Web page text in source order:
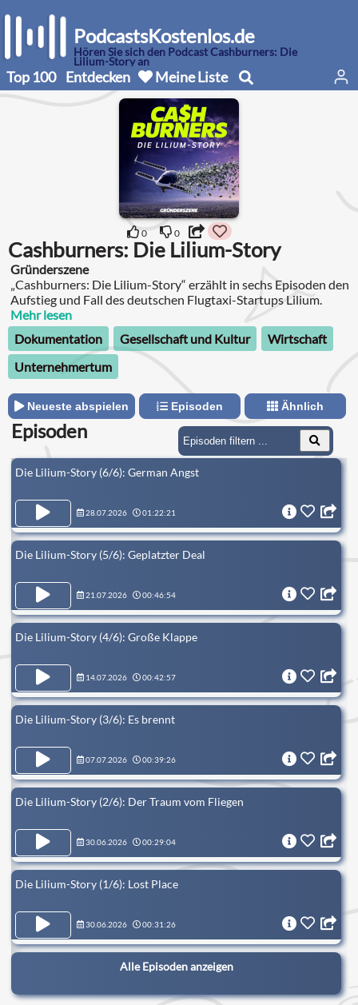
PodcastsKostenlos.de
Hören Sie sich den Podcast Cashburners: Die
Lilium-Story an
Top 100 Entdecken Meine Liste
0 0
Cashburners: Die Lilium-Story
Gründerszene
„Cashburners: Die Lilium-Story“ erzählt in sechs Episoden den
Aufstieg und Fall des deutschen Flugtaxi-Startups Lilium.
Mehr lesen
Dokumentation
Gesellschaft und Kultur
Wirtschaft
Unternehmertum
Neueste abspielen Episoden Ähnlich
Episoden
Die Lilium-Story (6/6): German Angst
28.07.2026 01:22:21
Die Lilium-Story (5/6): Geplatzter Deal
21.07.2026 00:46:54
Die Lilium-Story (4/6): Große Klappe
14.07.2026 00:42:57
Die Lilium-Story (3/6): Es brennt
07.07.2026 00:39:26
Die Lilium-Story (2/6): Der Traum vom Fliegen
30.06.2026 00:29:04
Die Lilium-Story (1/6): Lost Place
30.06.2026 00:31:26
Alle Episoden anzeigen